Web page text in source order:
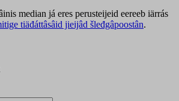
median já eres perusteijeid eereeb iärrás
tiäđáttâsâid jieijâd šleđgâpoostân.